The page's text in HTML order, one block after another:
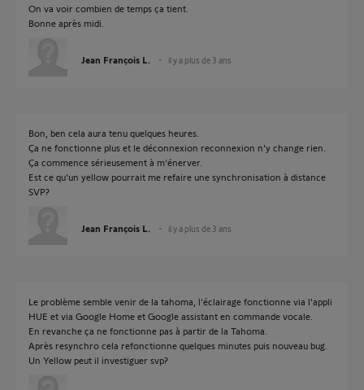
On va voir combien de temps ça tient.
Bonne après midi.
Jean François L. il y a plus de 3 ans
Bon, ben cela aura tenu quelques heures.
Ça ne fonctionne plus et le déconnexion reconnexion n'y change rien.
Ça commence sérieusement à m'énerver.
Est ce qu'un yellow pourrait me refaire une synchronisation à distance
SVP?
Jean François L. il y a plus de 3 ans
Le problème semble venir de la tahoma, l'éclairage fonctionne via l'appli
HUE et via Google Home et Google assistant en commande vocale.
En revanche ça ne fonctionne pas à partir de la Tahoma.
Après resynchro cela refonctionne quelques minutes puis nouveau bug.
Un Yellow peut il investiguer svp?